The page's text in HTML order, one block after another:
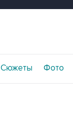
Сюжеты Фото